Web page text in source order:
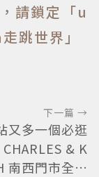
請鎖定「u
跳世界」
下一篇 →
又多一個必逛
& K
南西門市全新